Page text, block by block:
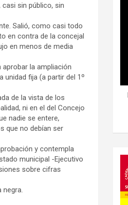
sin público, sin
Salió, como casi todo
en contra de la concejal
en menos de media
aprobar la ampliación
unidad fija (a partir del 1º
de la vista de los
ni en el del Concejo
nadie se entere,
que no debían ser
y contempla
municipal -Ejecutivo
sobre cifras
negra.